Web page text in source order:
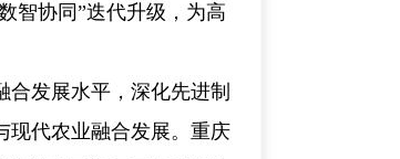
智协同”迭代升级，为高
发展水平，深化先进制
现代农业融合发展。重庆